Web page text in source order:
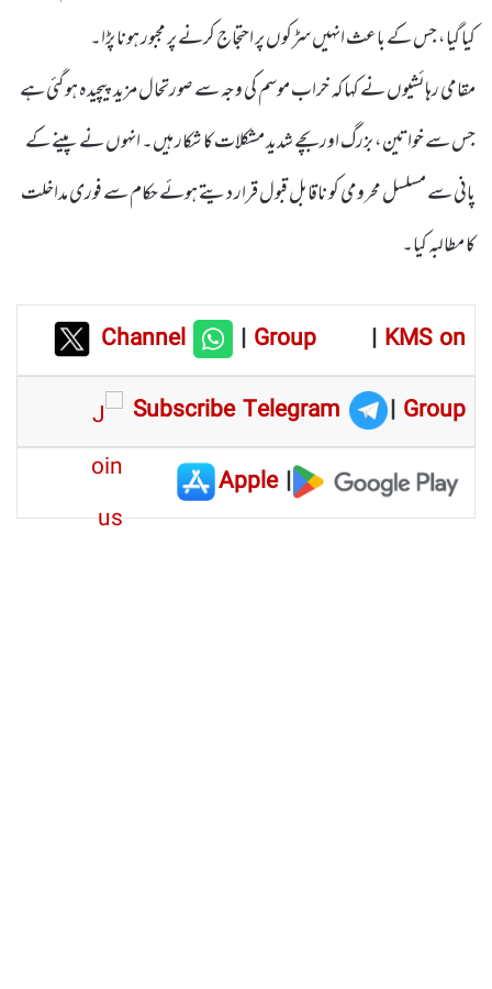
کیا گیا، جس کے باعث انہیں سڑکوں پر احتجاج کرنے پر مجبور ہونا پڑا۔
مقامی رہائشیوں نے کہا کہ خراب موسم کی وجہ سے صورتحال مزید پیچیدہ ہو گئی ہے
جس سے خواتین، بزرگ اور بچے شدید مشکلات کا شکار ہیں۔ انہوں نے پینے کے
پانی سے مسلسل محرومی کو ناقابل قبول قرار دیتے ہوئے حکام سے فوری مداخلت
کا مطالبہ کیا۔
Channel |Group | KMS on
Subscribe Telegram
| Group
|
Apple